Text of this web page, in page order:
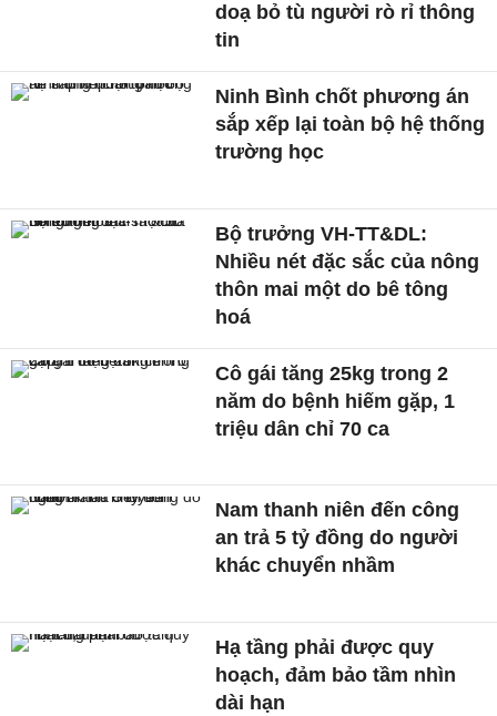
doạ bỏ tù người rò rỉ thông
tin
Ninh Bình chốt phương án
sắp xếp lại toàn bộ hệ thống
trường học
Bộ trưởng VH-TT&DL:
Nhiều nét đặc sắc của nông
thôn mai một do bê tông
hoá
Cô gái tăng 25kg trong 2
năm do bệnh hiếm gặp, 1
triệu dân chỉ 70 ca
Nam thanh niên đến công
an trả 5 tỷ đồng do người
khác chuyển nhầm
Hạ tầng phải được quy
hoạch, đảm bảo tầm nhìn
dài hạn